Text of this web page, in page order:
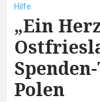
Hilfe
„Ein
Polen